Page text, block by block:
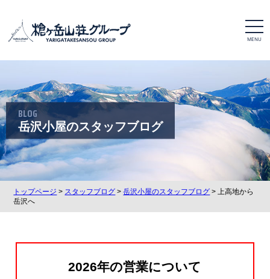
t
o
g
l
n
a
v
g
a
o
n
BLOG
岳沢小屋のスタッフブログ
トップページ > スタッフブログ >岳沢小屋のスタッフブログ > 上高地から
岳沢へ
2026年の営業について